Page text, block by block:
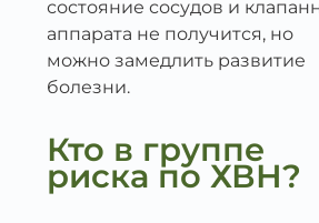
состояние сосудов и
аппарата не получится, но
можно замедлить развитие
болезни.
Кто в группе
риска по ХВН?